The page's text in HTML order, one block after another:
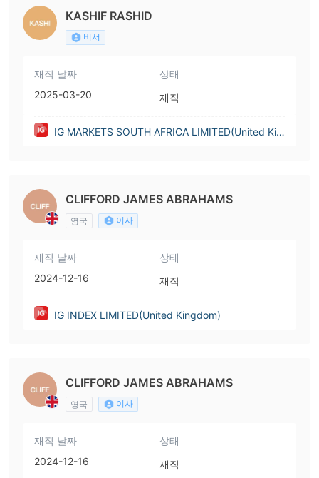
KASHIF RASHID
비서
재직 날짜
2025-03-20
상태
재직
IG MARKETS SOUTH AFRICA LIMITED(United Kin
CLIFFORD JAMES ABRAHAMS
영국 이사
재직 날짜
2024-12-16
상태
재직
IG INDEX LIMITED(United Kingdom)
CLIFFORD JAMES ABRAHAMS
영국 이사
재직 날짜
2024-12-16
상태
재직